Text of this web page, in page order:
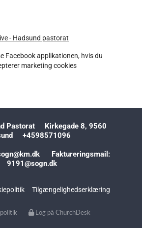
- Hadsund pastorat
Facebook applikationen, hvis du
marketing cookies
Pastorat Kirkegade 8, 9560
+4598571096
Faktureringsmail:
9191@sogn.dk
Tilgængelighedserklæring
Log på ChurchDesk